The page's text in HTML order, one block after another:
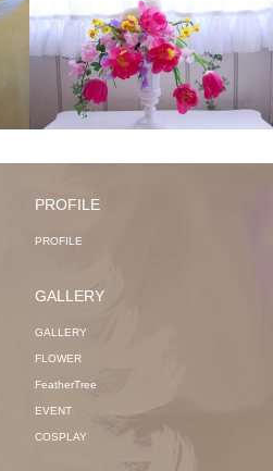
PROFILE
PROFILE
GALLERY
GALLERY
FLOWER
FeatherTree
EVENT
COSPLAY